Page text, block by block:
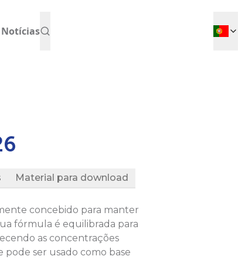
Notícias
Material para download
concebido para manter
fórmula é equilibrada para
as concentrações
pode ser usado como base